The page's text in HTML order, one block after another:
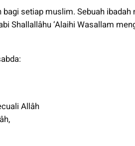
setiap muslim. Sebuah
Shallallâhu ‘Alaihi Wasallam
Allâh